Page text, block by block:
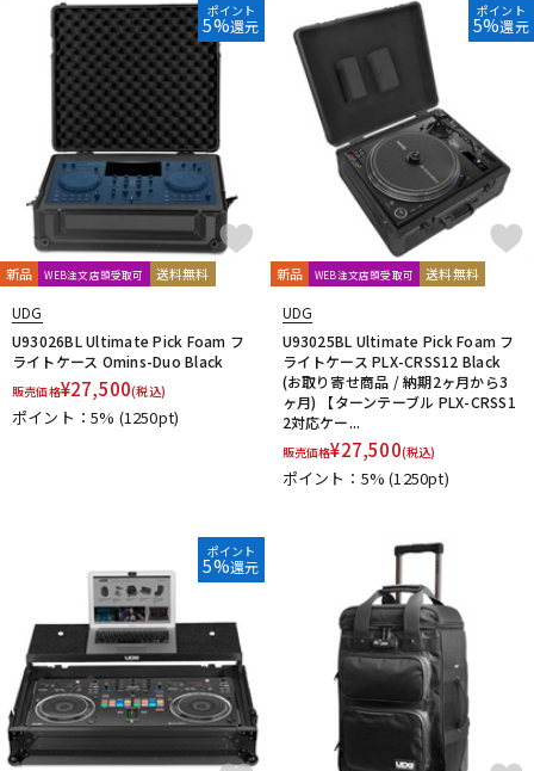
ポイント
5%還元
新品 WEB注文店頭受取可 送料無料
UDG
U93026BL Ultimate Pick Foam フ
ライトケース Omins-Duo Black
販売価格¥27,500(税込)
ポイント：5% (1250pt)
ポイント
5%還元
新品 WEB注文店頭受取可 送料無料
UDG
U93025BL Ultimate Pick Foam フ
ライトケース PLX-CRSS12 Black
(お取り寄せ商品 / 納期2ヶ月から3
ヶ月) 【ターンテーブル PLX-CRSS1
2対応ケー...
販売価格¥27,500(税込)
ポイント：5%(1250pt)
ポイント
5%還元